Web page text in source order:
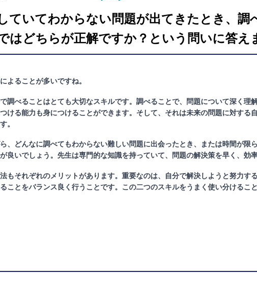
ていてわからない問題が出てきたとき、調
はどちらが正解ですか？という問いに答え
よることが多いですね。
調べることはとても大切なスキルです。調べることで、問題について深く理
ける能力も身につけることができます。そして、それは未来の問題に対する
。
、どんなに調べてもわからない難しい問題に出会ったとき、または時間が限
良いでしょう。先生は専門的な知識を持っていて、問題の解決策を早く、効
もそれぞれのメリットがあります。重要なのは、自分で解決しようと努力す
ことをバランス良く行うことです。この二つのスキルをうまく使い分けるこ